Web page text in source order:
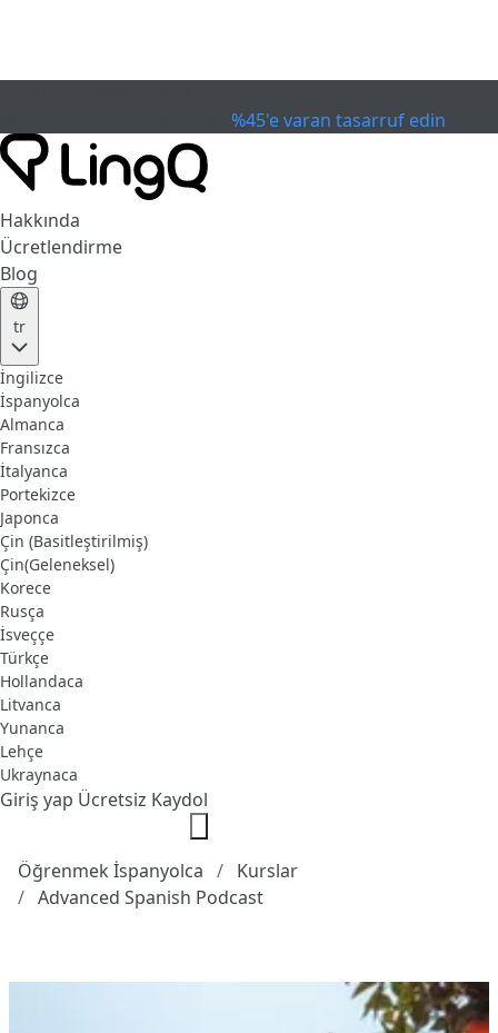
%45'e varan tasarruf edin
Hakkında
Ücretlendirme
Blog
tr
İngilizce
İspanyolca
Almanca
Fransızca
İtalyanca
Portekizce
Japonca
Çin (Basitleştirilmiş)
Çin(Geleneksel)
Korece
Rusça
İsveççe
Türkçe
Hollandaca
Litvanca
Yunanca
Lehçe
Ukraynaca
Giriş yap Ücretsiz Kaydol
Öğrenmek İspanyolca
Kurslar
Advanced Spanish Podcast